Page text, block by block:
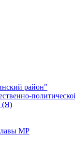
район"
(Я)
МР